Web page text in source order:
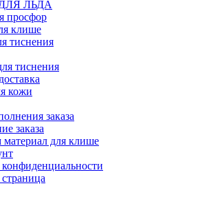
ЛЬДА
просфор
клише
тиснения
тиснения
кожи
заказа
заказа
для клише